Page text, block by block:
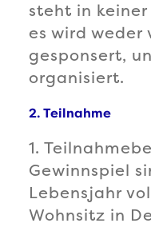
steht in
es wird weder
gesponsert,
organisiert.
2. Teilnahme
1.
Gewinnspiel
Lebensjahr
Wohnsitz in